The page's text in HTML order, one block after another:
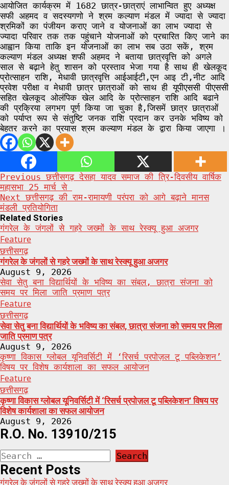
आयोजित कार्यक्रम में 1682 छात्र-छात्राएं लाभान्वित हुए अध्यक्ष
सफी अहमद व सदस्यगणो ने श्रम कल्याण मंडल में ज्यादा से ज्यादा
श्रमिकों का पंजीयन कराए जाने व योजनाओं का लाभ ज्यादा से
ज्यादा परिवार तक तक पहुंचाने योजनाओं को प्रचारित किए जाने का
आह्वान किया ताकि इन योजनाओं का लाभ सब उठा सकें, श्रम
कल्याण मंडल अध्यक्ष शफी अहमद ने बताया छात्रवृत्ति को अगले
साल से बढ़ाने हेतु शासन को प्रस्ताव भेजा गया है साथ ही खेलकूद
प्रोत्साहन राशि, मेधावी छात्रवृत्ति आईआईटी,एन आइ टी,नीट आदि
प्रवेश परीक्षा व मेधावी छात्र छात्राओं को साथ ही यूपीएससी पीएससी
सहित खेलकूद ओलंपिक खेल आदि के प्रोत्साहन राशि आदि बढाने
की प्रक्रिया लगभग पूर्ण किया जा चुका है,जिसमें छात्र छात्राओं
को पर्याप्त रूप से संतुष्टि जनक राशि प्रदान कर उनके भविष्य को
बेहतर करने का प्रयास श्रम कल्याण मंडल के द्वारा किया जाएगा ।
Post
navigation
Previous छत्तीसगढ़ देसहा यादव समाज की त्रि-दिवसीय वार्षिक
महासभा 25 मार्च से
Next छत्तीसगढ़ की राम-रामायणी परंपरा को आगे बढ़ाने मानस
मंडली प्रतियोगिता
Related Stories
गंगरेल के जंगलों से गहरे जख्मों के साथ रेस्क्यू हुआ अजगर
Feature
छत्तीसगढ़
गंगरेल के जंगलों से गहरे जख्मों के साथ रेस्क्यू हुआ अजगर
August 9, 2026
सेवा सेतु बना विद्यार्थियों के भविष्य का संबल, छात्रा संजना को
समय पर मिला जाति प्रमाण पत्र
Feature
छत्तीसगढ़
सेवा सेतु बना विद्यार्थियों के भविष्य का संबल, छात्रा संजना को समय पर मिला
जाति प्रमाण पत्र
August 9, 2026
कृष्णा विकास ग्लोबल यूनिवर्सिटी में ‘रिसर्च प्रपोज़ल टू पब्लिकेशन’
विषय पर विशेष कार्यशाला का सफल आयोजन
Feature
छत्तीसगढ़
कृष्णा विकास ग्लोबल यूनिवर्सिटी में ‘रिसर्च प्रपोज़ल टू पब्लिकेशन’ विषय पर
विशेष कार्यशाला का सफल आयोजन
August 9, 2026
R.O. No. 13910/215
Search
for:
Recent Posts
गंगरेल के जंगलों से गहरे जख्मों के साथ रेस्क्यू हुआ अजगर